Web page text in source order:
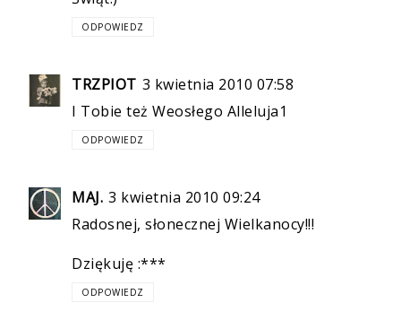
ODPOWIEDZ
TRZPIOT 3 kwietnia 2010 07:58
I Tobie też Weosłego Alleluja1
ODPOWIEDZ
MAJ. 3 kwietnia 2010 09:24
Radosnej, słonecznej Wielkanocy!!!
Dziękuję :***
ODPOWIEDZ